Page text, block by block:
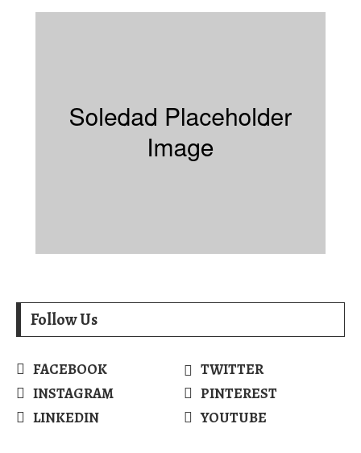
Follow Us
FACEBOOK
TWITTER
INSTAGRAM
PINTEREST
LINKEDIN
YOUTUBE